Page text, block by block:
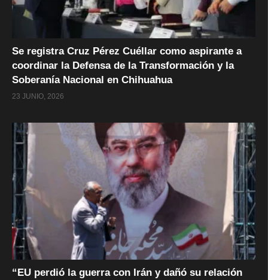
Se registra Cruz Pérez Cuéllar como aspirante a
coordinar la Defensa de la Transformación y la
Soberanía Nacional en Chihuahua
23 JUNIO, 2026
“EU perdió la guerra con Irán y dañó su relación